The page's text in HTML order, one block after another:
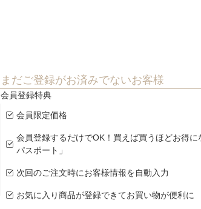
まだご登録がお済みでないお客様
会員登録特典
会員限定価格
会員登録するだけでOK！買えば買うほどお得に
パスポート」
次回のご注文時にお客様情報を自動入力
お気に入り商品が登録できてお買い物が便利に